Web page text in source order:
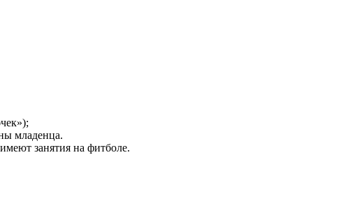
младенца.
занятия на фитболе.